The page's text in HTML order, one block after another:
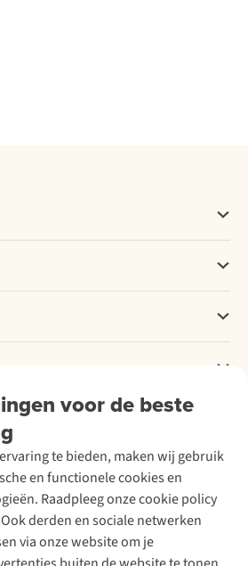
voor de beste
te bieden, maken wij gebruik
en functionele cookies en
Raadpleeg onze cookie policy
derden en sociale netwerken
via onze website om je
Follow us